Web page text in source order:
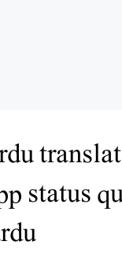
status